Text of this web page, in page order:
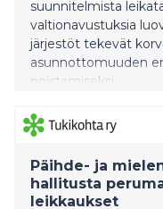
suunnitelmista
valtionavustuksia
järjestöt tekevät
asunnottomuuden
poistamiseksi.
Päihde- ja
hallitusta
leikkaukset